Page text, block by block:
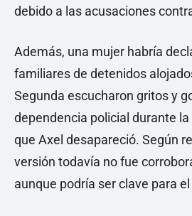
debido a las acusaciones
Además, una mujer habría
familiares de detenidos
Segunda escucharon gritos y
dependencia policial durante
que Axel desapareció. Según
versión todavía no fue
aunque podría ser clave para